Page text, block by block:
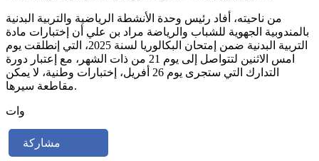
من ناحيته، أفاد رئيس وحدة الأنشطة الرياضية والتربية البدنية
بالمندوبية الجهوية للشباب والرياضة مراد بن علي أن إختبارات مادة
التربية البدنية ضمن إمتحان البكالوريا لسنة 2025، التي إنطلقت يوم
امس الاثنين لتتواصل إلى يوم 21 من ذات الشهر، مع إعتبار دورة
التدارك التي ستجرى يوم 26 أفريل، إختبارات وطنية، لا يمكن
مقاطعة سيرها.
وات
مشاركة